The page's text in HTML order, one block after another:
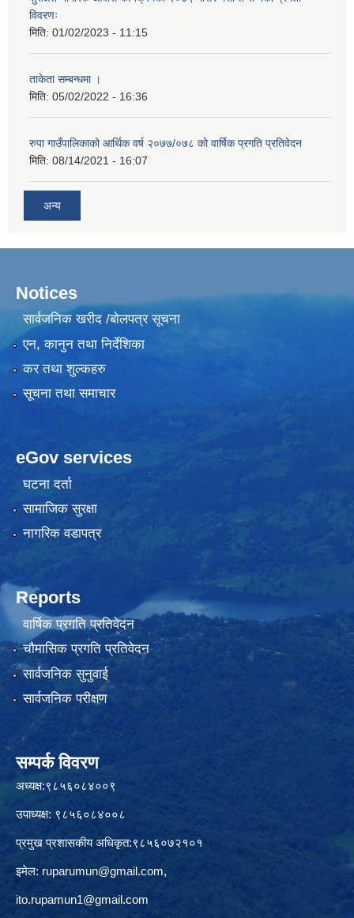
विवरणः
मिति: 01/02/2023 - 11:15
ताकेता सम्बन्धमा ।
मिति: 05/02/2022 - 16:36
रुपा गाउँपालिकाको आर्थिक वर्ष २०७७/०७८ को वार्षिक प्रगति प्रतिवेदन
मिति: 08/14/2021 - 16:07
अन्य
Notices
सार्वजनिक खरीद /बोलपत्र सूचना
एन, कानुन तथा निर्देशिका
कर तथा शुल्कहरु
सूचना तथा समाचार
eGov services
घटना दर्ता
सामाजिक सुरक्षा
नागरिक वडापत्र
Reports
वार्षिक प्रगति प्रतिवेदन
चौमासिक प्रगति प्रतिवेदन
सार्वजनिक सुनुवाई
सार्वजनिक परीक्षण
सम्पर्क विवरण
अध्यक्ष:९८५६०८४००९
उपाध्यक्ष: ९८५६०८४००८
प्रमुख प्रशासकीय अधिकृत:९८५६०७२१०१
इमेल: ruparumun@gmail.com,
ito.rupamun1@gmail.com